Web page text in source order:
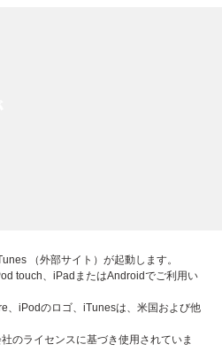
（外部サイト）が起動します。
touch、iPadまたはAndroidでご利用い
、iPodのロゴ、iTunesは、米国および他
のライセンスに基づき使用されていま